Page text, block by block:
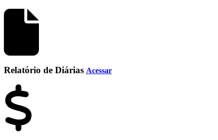
Relatório de Diárias Acessar